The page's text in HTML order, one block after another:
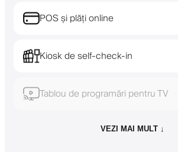
POS și plăți online
Kiosk de self-check-in
Tablou de programări pentru TV
VEZI MAI MULT ↓